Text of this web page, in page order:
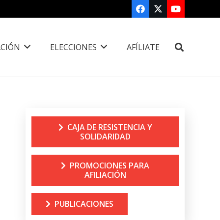
ELECCIONES AFÍLIATE
CAJA DE RESISTENCIA Y
SOLIDARIDAD
PROMOCIONES PARA
AFILIACIÓN
PUBLICACIONES